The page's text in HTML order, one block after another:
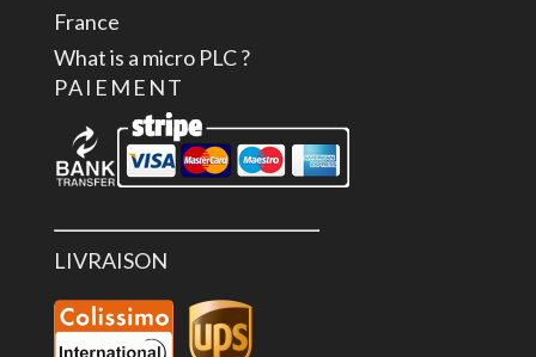
France
What is a micro PLC ?
PAIEMENT
LIVRAISON